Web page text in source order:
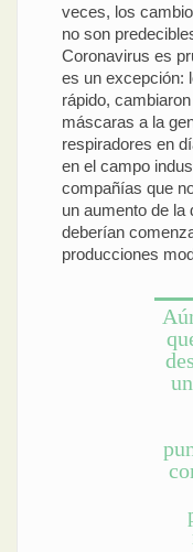
veces, los
no son
Coronavirus es
es un excepción:
rápido,
máscaras a la
respiradores en
en el campo
compañías que
un aumento de la
deberían
producciones